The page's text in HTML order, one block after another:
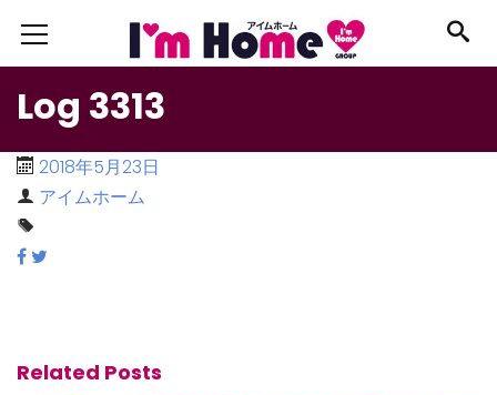
Log 3313
2018年5月23日
アイムホーム
Related Posts